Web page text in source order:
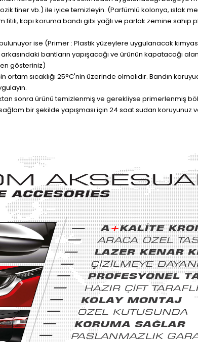
tiner vb.) ile iyice temizleyin. (Parfümlü kolonya, ıslak
kapı koruma bandı gibi yağlı ve parlak zemine sahip
ise (Primer : Plastik yüzeylere uygulanacak
bantların yapışacağı ve ürünün kapatacağı
gösteriniz)
sıcaklığı 25°C'nin üzerinde olmalıdır. Bandın
sonra ürünü temizlenmiş ve gerekliyse primerlenmiş
bir şekilde yapışması için 24 saat sudan koruyunuz